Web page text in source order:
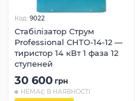
Код: 9022
Стабілізатор Струм
Professional СНТО-14-12 —
тиристор 14 кВт 1 фаза 12
ступеней
30 600 грн
НЕМАЄ В НАЯВНОСТІ